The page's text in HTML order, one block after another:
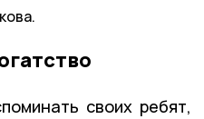
своих ребят,